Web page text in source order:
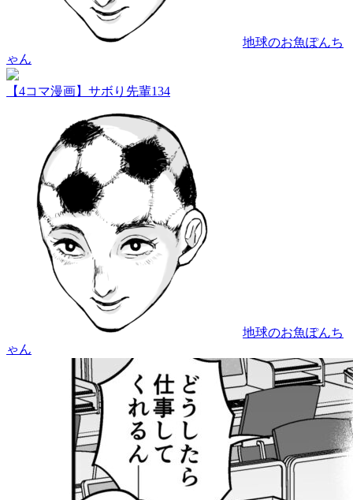
地球のお魚ぽんち
ゃん
【4コマ漫画】サボり先輩134
地球のお魚ぽんち
ゃん